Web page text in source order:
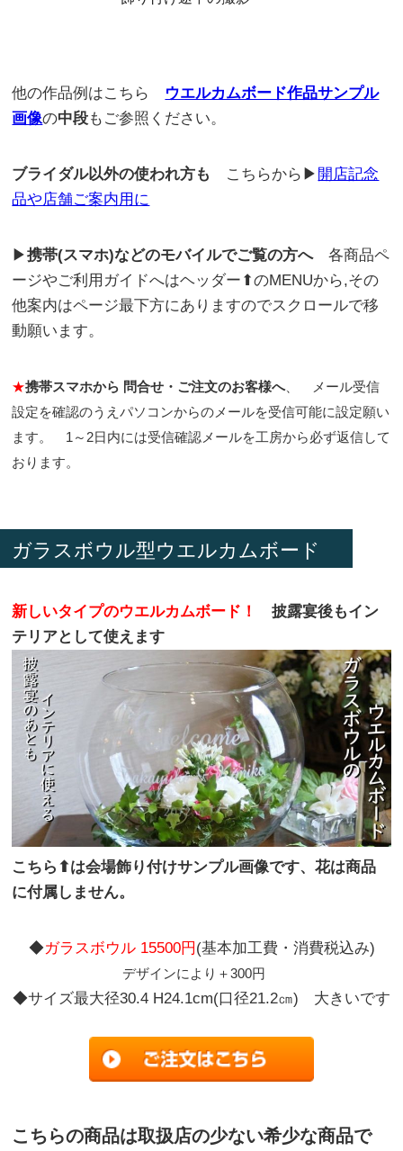
他の作品例はこちら ウエルカムボード作品サンプル
画像の中段もご参照ください。
ブライダル以外の使われ方も こちらから▶ 開店記念
品や店舗ご案内用に
▶携帯(スマホ)などのモバイルでご覧の方へ各商品ペ
ージやご利用ガイドへはヘッダー⬆のMENUから,その
他案内はページ最下方にありますのでスクロールで移
動願います。
★携帯スマホから 問合せ・ご注文のお客様へ、 メール受信
設定を確認のうえパソコンからのメールを受信可能に設定願い
ます。 1～2日内には受信確認メールを工房から必ず返信して
おります。
ガラスボウル型ウエルカムボード
新しいタイプのウエルカムボード！
披露宴後もイン
テリアとして使えます
こちら⬆は会場飾り付けサンプル画像です、花は商品
に付属しません。
◆ガラスボウル 15500円 (基本加工費・消費税込み)
デザインにより＋300円
◆サイズ最大径30.4 H24.1cm(口径21.2㎝) 大きいです
こちらの商品は取扱店の少ない希少な商品で